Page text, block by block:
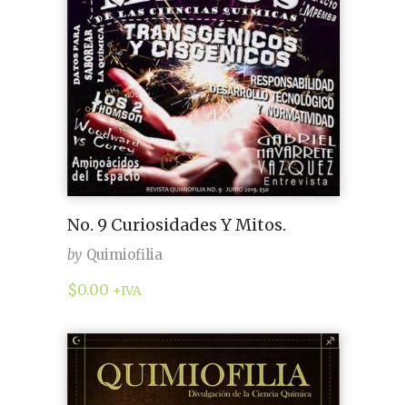
No. 9 Curiosidades Y Mitos.
by Quimiofilia
$0.00 +IVA